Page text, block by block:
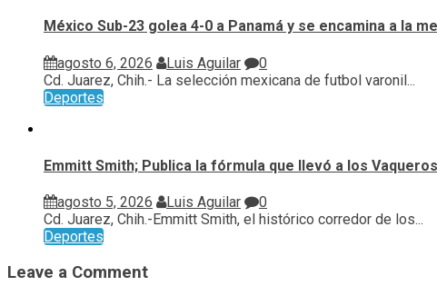
México Sub-23 golea 4-0 a Panamá y se encamina a la
agosto 6, 2026 Luis Aguilar
0
Cd. Juarez, Chih.- La selección mexicana de futbol varonil...
Deportes
Emmitt Smith; Publica la fórmula que llevó a los
agosto 5, 2026 Luis Aguilar
0
Cd. Juarez, Chih.-Emmitt Smith, el histórico corredor de los...
Deportes
Leave a Comment